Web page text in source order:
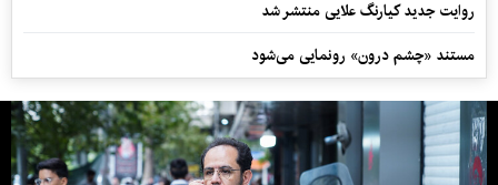
روایت جدید کیارنگ علایی منتشر شد
مستند «چشم درون» رونمایی می‌شود